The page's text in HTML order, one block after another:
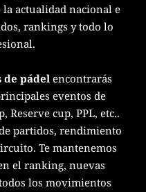
actualidad nacional e
rankings y todo lo
de pádel encontrarás
eventos de
Reserve cup, PPL, etc..
partidos, rendimiento
Te mantenemos
el ranking, nuevas
los movimientos